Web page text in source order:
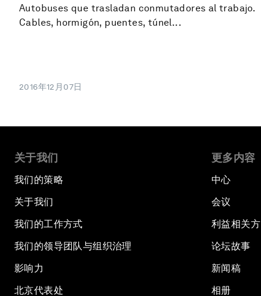
Autobuses que trasladan conmutadores al trabajo.
Cables, hormigón, puentes, túnel...
2016年12月07日
关于我们
我们的策略
关于我们
我们的工作方式
我们的领导团队与组织治理
影响力
北京代表处
更多内容
中心
会议
利益相关方
论坛故事
新闻稿
相册